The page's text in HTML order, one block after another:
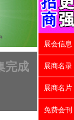
完成
展会信息
展商名录
展商名片
免费会刊